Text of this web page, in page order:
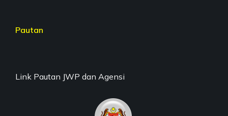
Pautan
Link Pautan JWP dan Agensi